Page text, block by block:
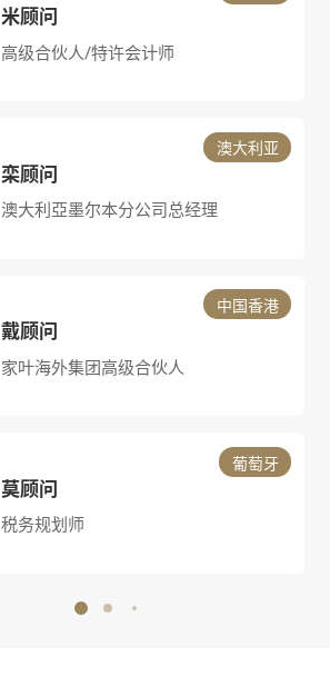
米顾问
高级合伙人/特许会计师
栾顾问
​澳大利亞墨尔本分公司总经理
澳大利亚
戴顾问
家叶海外集团高级合伙人
中国香港
莫顾问
税务规划师
葡萄牙